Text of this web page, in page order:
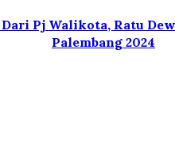
Pj Walikota, Ratu
Palembang 2024